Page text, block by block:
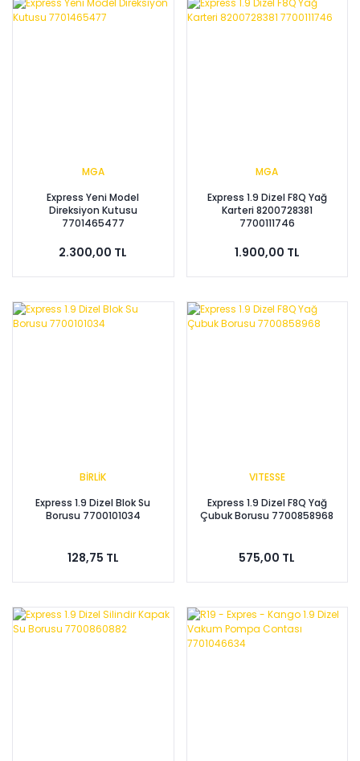
MGA
Express Yeni Model
Direksiyon Kutusu
7701465477
2.300,00 TL
MGA
Express 1.9 Dizel F8Q Yağ
Karteri 8200728381
7700111746
1.900,00 TL
BİRLİK
Express 1.9 Dizel Blok Su
Borusu 7700101034
128,75 TL
VITESSE
Express 1.9 Dizel F8Q Yağ
Çubuk Borusu 7700858968
575,00 TL